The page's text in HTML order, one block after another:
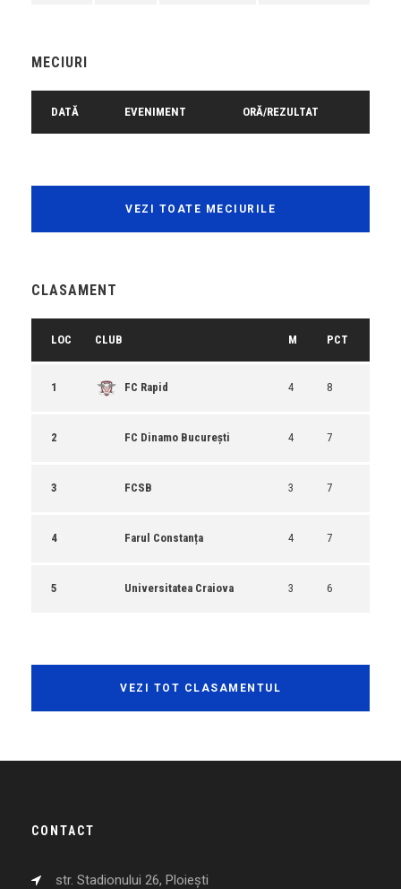
MECIURI
DATĂ EVENIMENT ORĂ/REZULTAT
VEZI TOATE MECIURILE
CLASAMENT
LOC CLUB M PCT
1 FC Rapid 4 8
2 FC Dinamo București 4 7
3 FCSB 3 7
4 Farul Constanța 4 7
5 Universitatea Craiova 3 6
VEZI TOT CLASAMENTUL
CONTACT
str. Stadionului 26, Ploiești